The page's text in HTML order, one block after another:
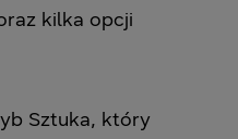
kilka opcji
Sztuka, który